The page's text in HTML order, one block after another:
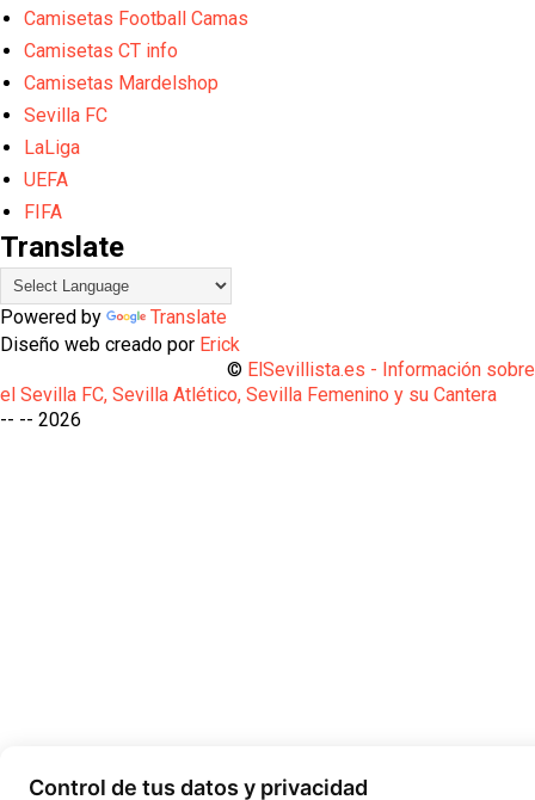
Camisetas Football Camas
Camisetas CT info
Camisetas Mardelshop
Sevilla FC
LaLiga
UEFA
FIFA
Translate
Powered by
Translate
Diseño web creado por Erick
© ElSevillista.es - Información sobre
el Sevilla FC, Sevilla Atlético, Sevilla Femenino y su Cantera
-- --
Control de tus datos y privacidad
2026